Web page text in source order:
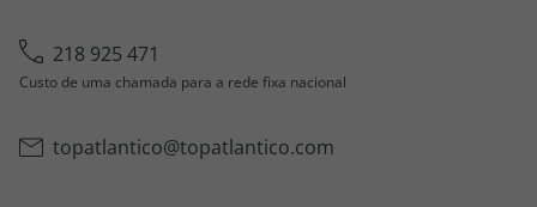
218 925 471
Custo de uma chamada para a rede fixa nacional
topatlantico@topatlantico.com